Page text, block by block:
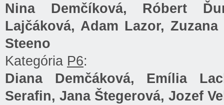
Nina Demčíková, Róbert
Lajčáková, Adam Lazor,
Steeno
Kategória P6:
Diana Demčáková, Emília
Serafin, Jana Štegerová, Jozef